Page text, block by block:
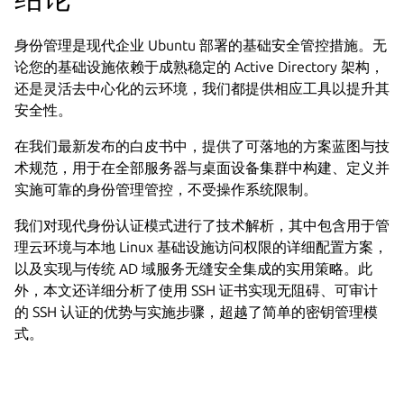
身份管理是现代企业 Ubuntu 部署的基础安全管控措施。无
论您的基础设施依赖于成熟稳定的 Active Directory 架构，
还是灵活去中心化的云环境，我们都提供相应工具以提升其
安全性。
在我们最新发布的白皮书中，提供了可落地的方案蓝图与技
术规范，用于在全部服务器与桌面设备集群中构建、定义并
实施可靠的身份管理管控，不受操作系统限制。
我们对现代身份认证模式进行了技术解析，其中包含用于管
理云环境与本地 Linux 基础设施访问权限的详细配置方案，
以及实现与传统 AD 域服务无缝安全集成的实用策略。此
外，本文还详细分析了使用 SSH 证书实现无阻碍、可审计
的 SSH 认证的优势与实施步骤，超越了简单的密钥管理模
式。